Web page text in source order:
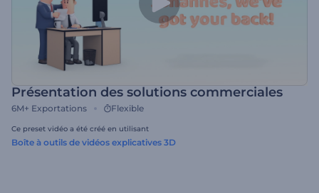
Présentation des solutions commerciales
6M+ Exportations Flexible
Ce preset vidéo a été créé en utilisant
Boîte à outils de vidéos explicatives 3D